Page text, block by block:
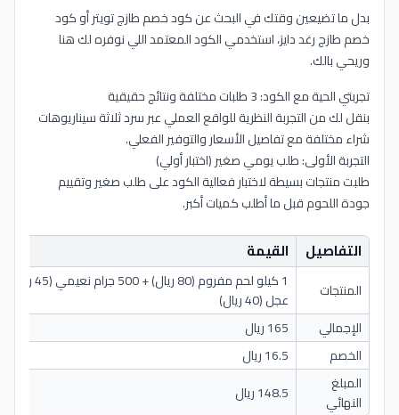
بدل ما تضيعين وقتك في البحث عن كود خصم طازج تويتر أو كود
خصم طازج رغد دايز، استخدمي الكود المعتمد اللي نوفره لك هنا
وريحي بالك.
تجربتي الحية مع الكود: 3 طلبات مختلفة ونتائج حقيقية
بنقل لك من التجربة النظرية للواقع العملي عبر سرد ثلاثة سيناريوهات
شراء مختلفة مع تفاصيل الأسعار والتوفير الفعلي.
التجربة الأولى: طلب يومي صغير (اختبار أولي)
طلبت منتجات بسيطة لاختبار فعالية الكود على طلب صغير وتقييم
جودة اللحوم قبل ما أطلب كميات أكبر.
التفاصيل القيمة
المنتجات
عجل (40 ريال)
الإجمالي
165 ريال
الخصم
16.5 ريال
المبلغ
النهائي
148.5 ريال